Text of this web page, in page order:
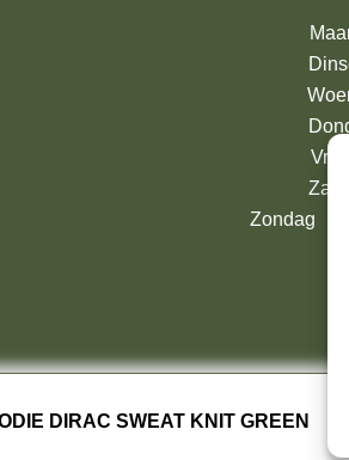
Zondag
DIRAC SWEAT KNIT GREEN